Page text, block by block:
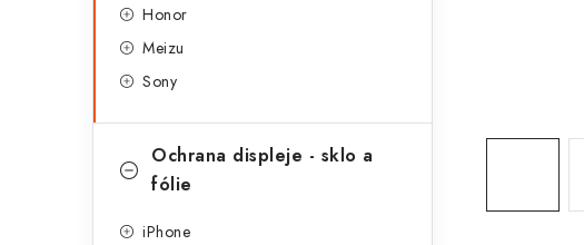
n
e
Honor
Meizu
Sony
Ochrana displeje - sklo a
fólie
iPhone